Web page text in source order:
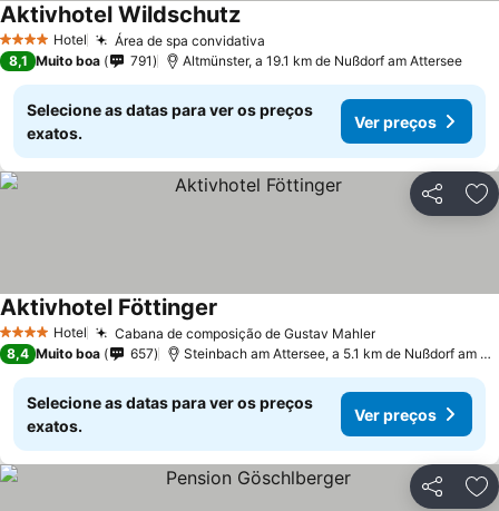
4 EstrelasHotel Área de spa convidativa
Aktivhotel Wildschutz
8,1 Muito boa 791 Altmünster, a 19.1 km de Nußdorf am Attersee
Selecione as datas para ver os preços
exatos.
Ver preços
Partilhar
4 EstrelasHotel Cabana de composição de Gustav Mahler
Aktivhotel Föttinger
8,4 Muito boa 657 Steinbach am Attersee, a 5.1 km de Nußdorf am Attersee
Selecione as datas para ver os preços
exatos.
Ver preços
Partilhar